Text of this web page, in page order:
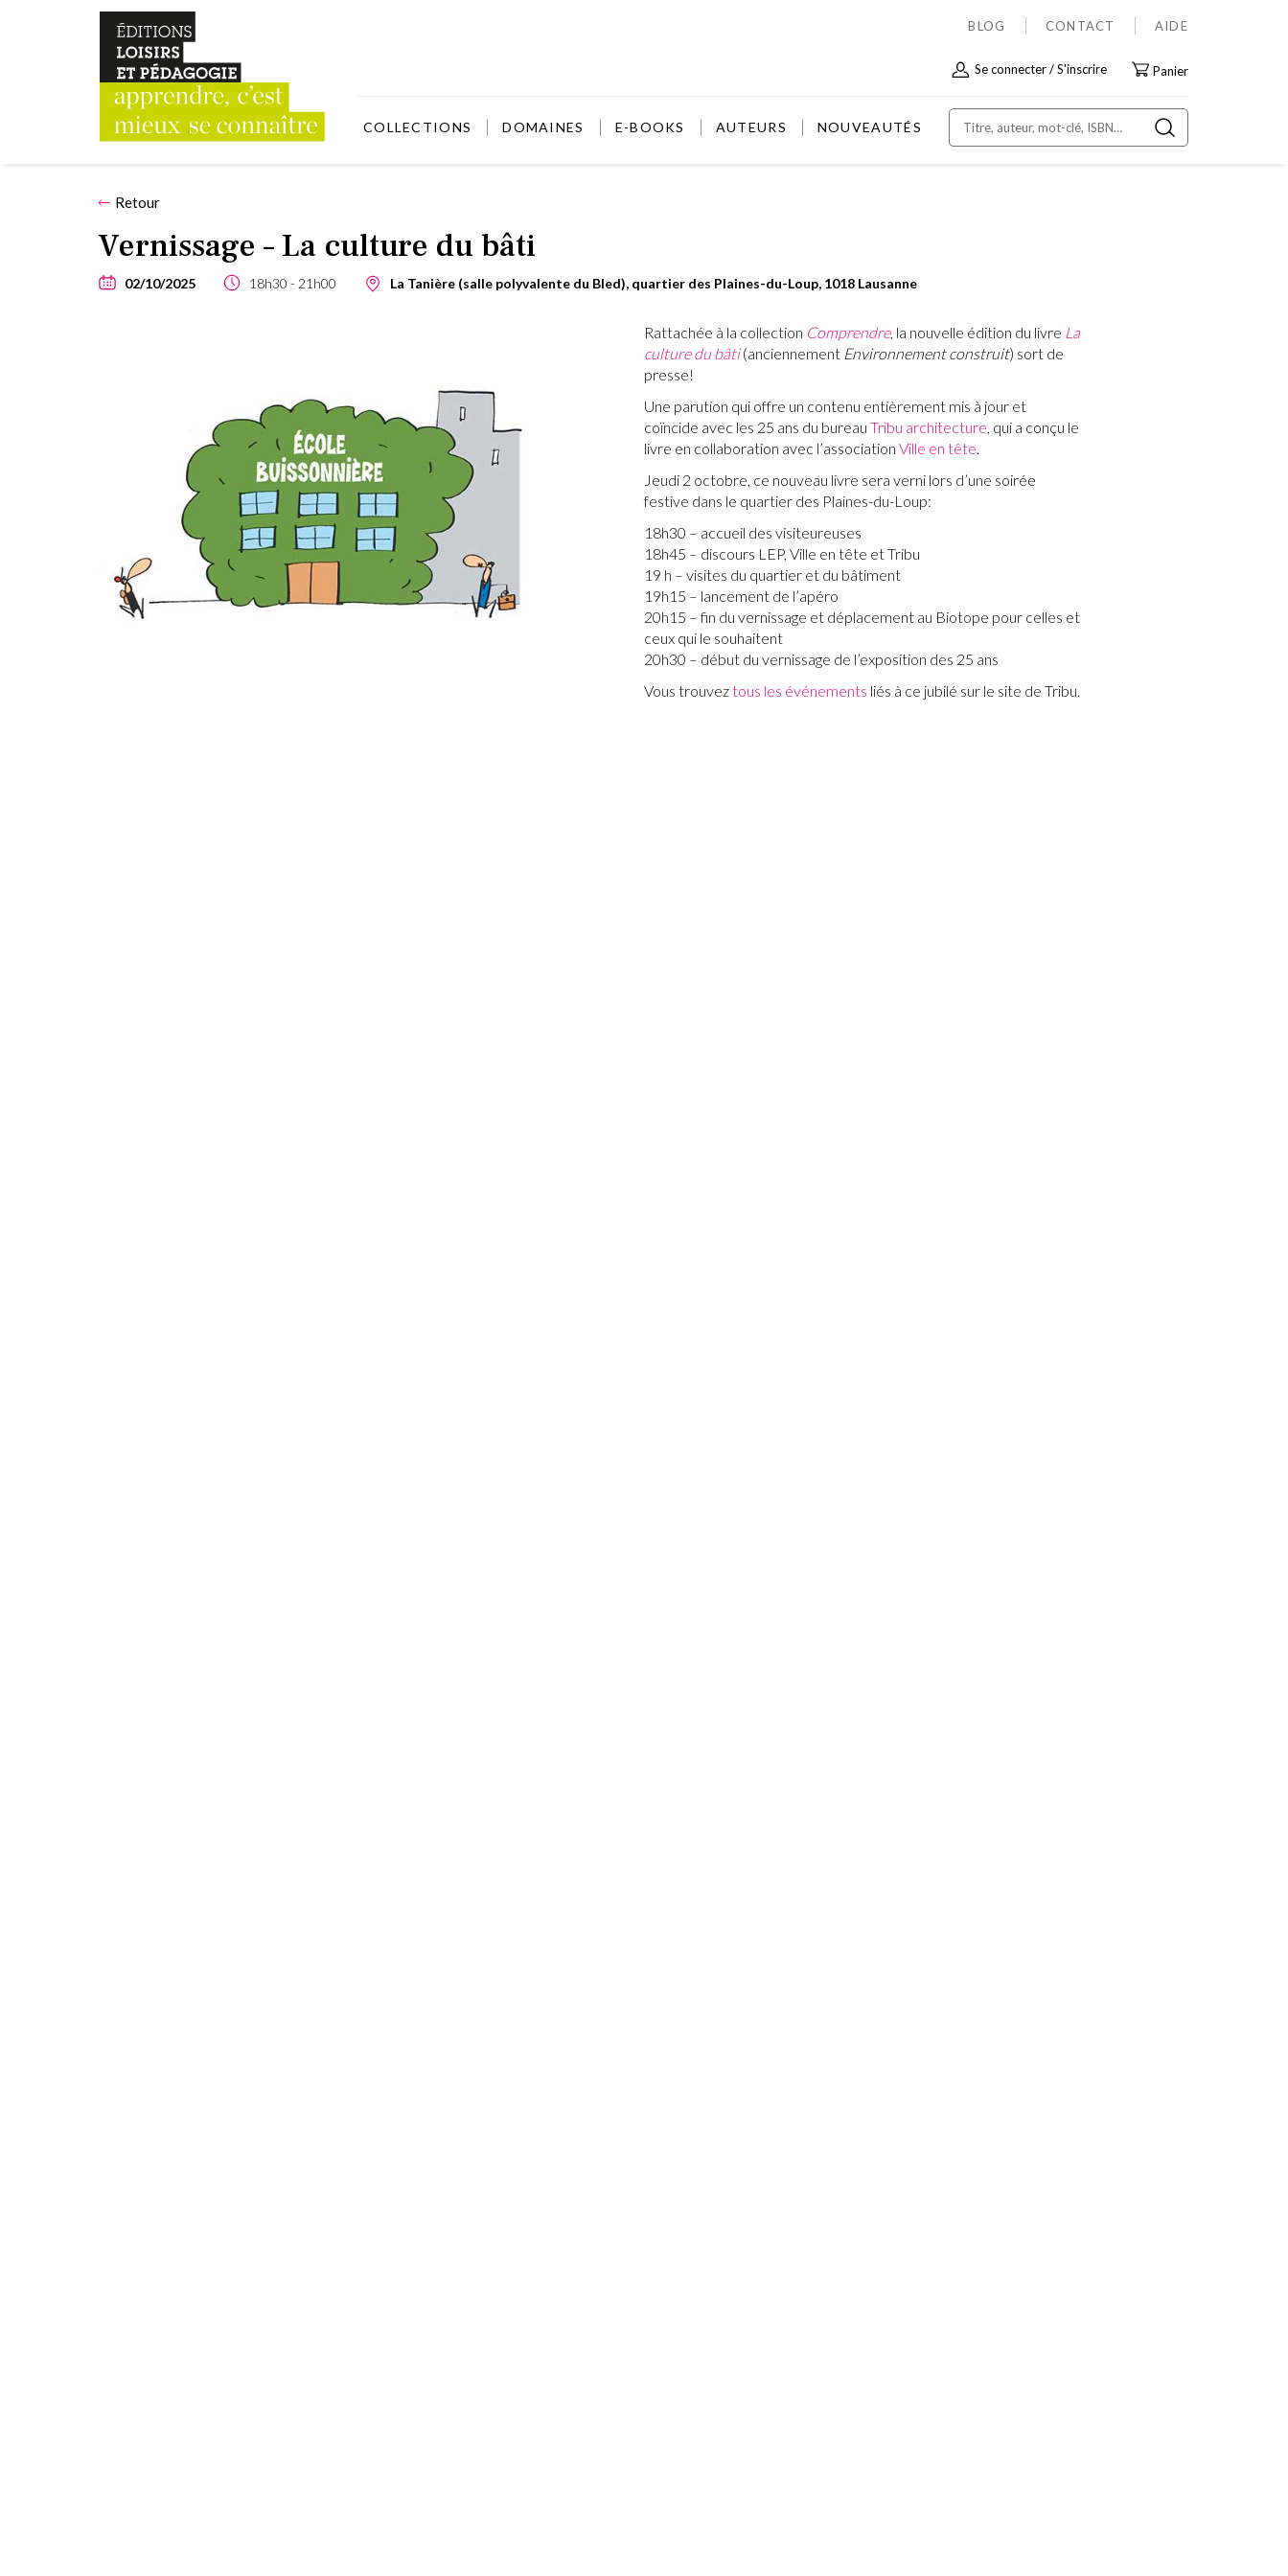
BLOG CONTACT AIDE
Allez
contenu
Se connecter S'inscrire Panier
COLLECTIONS DOMAINES E-BOOKS AUTEURS NOUVEAUTÉS
Retour
Vernissage – La culture du bâti
02/10/2025 18h30 21h00 La Tanière (salle polyvalente du Bled), quartier des Plaines-du-Loup, 1018 Lausanne
Rattachée à la collection Comprendre, la nouvelle édition du livre La
culture du bâti(anciennement Environnement construit) sort de
presse!
Une parution qui offre un contenu entièrement mis à jour et
coïncide avec les 25 ans du bureau Tribu architecture, qui a conçu le
livre en collaboration avec l’association Ville en tête.
Jeudi 2 octobre, ce nouveau livre sera verni lors d’une soirée
festive dans le quartier des Plaines-du-Loup:
18h30 – accueil des visiteureuses
18h45 – discours LEP, Ville en tête et Tribu
19 h – visites du quartier et du bâtiment
19h15 – lancement de l’apéro
20h15 – fin du vernissage et déplacement au Biotope pour celles et
ceux qui le souhaitent
20h30 – début du vernissage de l’exposition des 25 ans
Vous trouveztous les événements liés à ce jubilé sur le site de Tribu.